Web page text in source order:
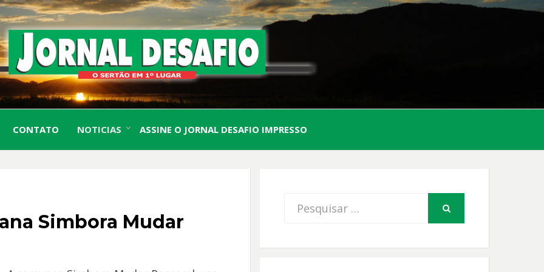
JORNAL
DESAFIO
O Sertão em 1º Lugar
CONTATO NOTICIAS ASSINE O JORNAL DESAFIO IMPRESSO
Simbora Mudar
Procurar